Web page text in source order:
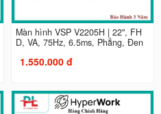
Màn hình VSP V2205H | 22", FH
D, VA, 75Hz, 6.5ms, Phẳng, Đen
1.550.000 đ